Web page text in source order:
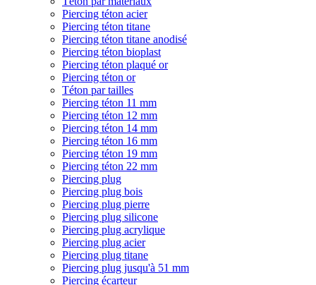
Piercing téton acier
Piercing téton titane
Piercing téton titane anodisé
Piercing téton bioplast
Piercing téton plaqué or
Piercing téton or
Téton par tailles
Piercing téton 11 mm
Piercing téton 12 mm
Piercing téton 14 mm
Piercing téton 16 mm
Piercing téton 19 mm
Piercing téton 22 mm
Piercing plug
Piercing plug bois
Piercing plug pierre
Piercing plug silicone
Piercing plug acrylique
Piercing plug acier
Piercing plug titane
Piercing plug jusqu'à 51 mm
Piercing écarteur